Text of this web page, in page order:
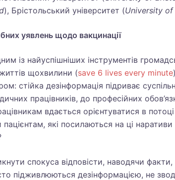
), Брістольський університет (University of
уявлень щодо вакцинації
із найуспішніших інструментів
щохвилини (save 6 lives every minute
стійка дезінформація підриває
працівників, до професійних
вдається орієнтуватися в
які посилаються на ці
спокуса відповісти, наводячи
підживлюються дезінформацією, не